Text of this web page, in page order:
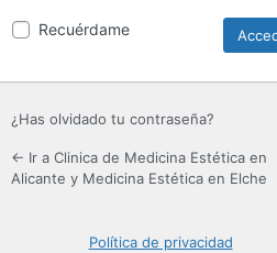
Recuérdame
¿Has olvidado tu contraseña?
← Ir a Clinica de Medicina Estética en
Alicante y Medicina Estética en Elche
Política de privacidad